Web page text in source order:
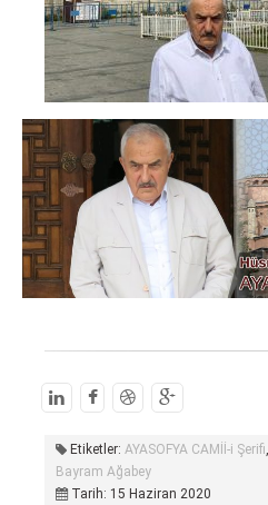
Etiketler: AYASOFYA CAMİİ-i Şerifi,
Bayram Ağabey
Tarih: 15 Haziran 2020